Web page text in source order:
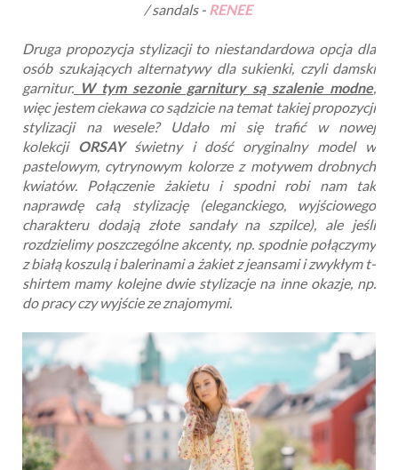
/ sandals - RENEE
Druga propozycja stylizacji to niestandardowa opcja dla
osób szukających alternatywy dla sukienki, czyli damski
garnitur. W tym sezonie garnitury są szalenie modne,
więc jestem ciekawa co sądzicie na temat takiej propozycji
stylizacji na wesele? Udało mi się trafić w nowej
kolekcji ORSAYświetny i dość oryginalny model w
pastelowym, cytrynowym kolorze z motywem drobnych
kwiatów. Połączenie żakietu i spodni robi nam tak
naprawdę całą stylizację (eleganckiego, wyjściowego
charakteru dodają złote sandały na szpilce), ale jeśli
rozdzielimy poszczególne akcenty, np. spodnie połączymy
z białą koszulą i balerinami a żakiet z jeansami i zwykłym t-
shirtem mamy kolejne dwie stylizacje na inne okazje, np.
do pracy czy wyjście ze znajomymi.